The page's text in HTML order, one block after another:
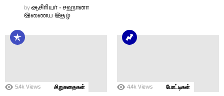
byஆசிரியர் - சஹானா
இணைய இதழ்
5.4k Views சிறுகதைகள் 4.4k Views போட்டிகள்